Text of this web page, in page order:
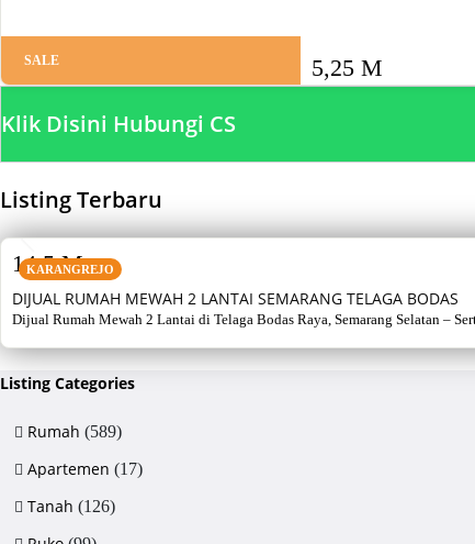
SALE 5,25 M
Klik Disini Hubungi CS
Listing Terbaru
KARANGREJO
DIJUAL RUMAH MEWAH 2 LANTAI SEMARANG TELAGA BODAS
Dijual Rumah Mewah 2 Lantai di Telaga Bodas Raya, Semarang Selatan –
14,5 M
Listing Categories
Rumah (589)
Apartemen (17)
Tanah (126)